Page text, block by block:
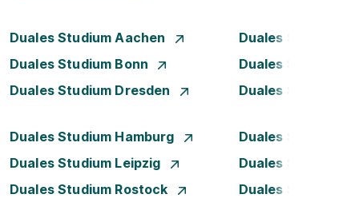
Duales Studium Aachen
Duales Studium
Duales Studium Bonn
Duales Studium
Duales Studium Dresden
Duales Studium
Duales Studium Hamburg
Duales Studium
Duales Studium Leipzig
Duales Studium
Duales Studium Rostock
Duales Studium